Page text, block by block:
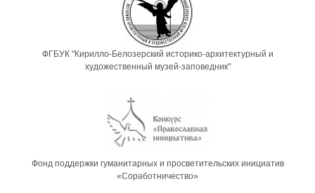
ФГБУК "Кирилло-Белозерский историко-архитектурный и
художественный музей-заповедник"
Фонд поддержки гуманитарных и просветительских инициатив
«Соработничество»